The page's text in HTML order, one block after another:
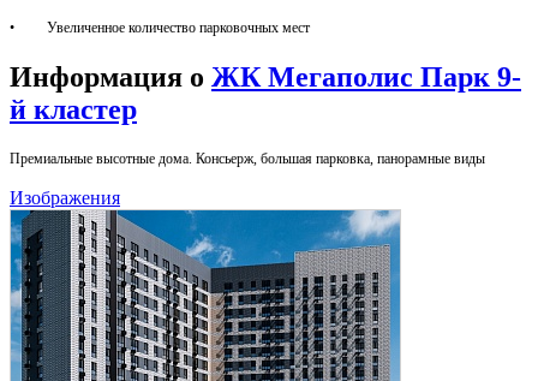
• Увеличенное количество парковочных мест
Информация о ЖК Мегаполис Парк 9-
й кластер
Премиальные высотные дома. Консьерж, большая парковка, панорамные виды
Изображения